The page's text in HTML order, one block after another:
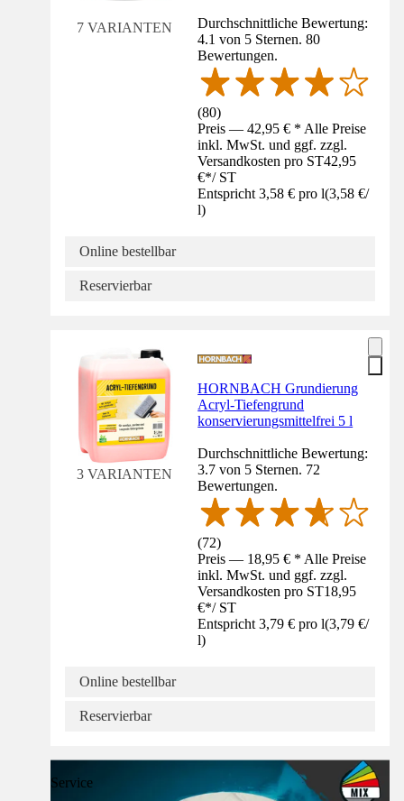
7 VARIANTEN
Durchschnittliche Bewertung:
4.1 von 5 Sternen. 80
Bewertungen.
(80)
Preis — 42,95 € * Alle Preise
inkl. MwSt. und ggf. zzgl.
Versandkosten pro ST42,95
€*/ ST
Entspricht 3,58 € pro l(3,58 €/
l)
Online bestellbar
Reservierbar
3 VARIANTEN
HORNBACH Grundierung
Acryl-Tiefengrund
konservierungsmittelfrei 5 l
Durchschnittliche Bewertung:
3.7 von 5 Sternen. 72
Bewertungen.
(72)
Preis — 18,95 € * Alle Preise
inkl. MwSt. und ggf. zzgl.
Versandkosten pro ST18,95
€*/ ST
Entspricht 3,79 € pro l(3,79 €/
l)
Online bestellbar
Reservierbar
Service